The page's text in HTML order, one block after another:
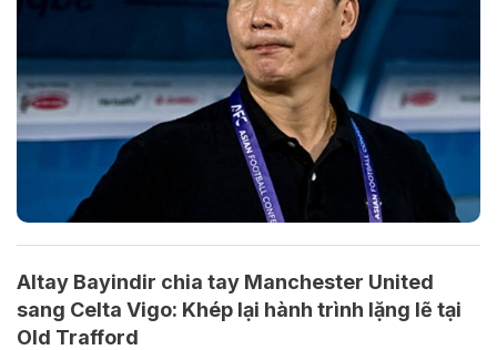
Altay Bayindir chia tay Manchester United
sang Celta Vigo: Khép lại hành trình lặng lẽ tại
Old Trafford